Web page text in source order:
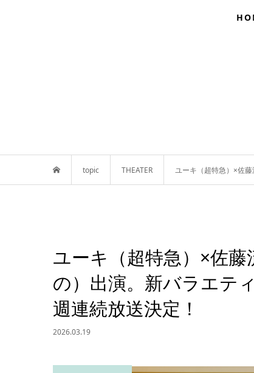
topic THEATER ユーキ（超特急）×佐
ユーキ（超特急）×佐
の）出演。新バラエテ
週連続放送決定！
2026.03.19